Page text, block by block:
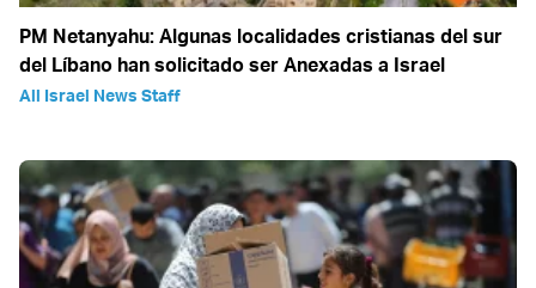
PM Netanyahu: Algunas localidades cristianas del sur
del Líbano han solicitado ser Anexadas a Israel
All Israel News Staff